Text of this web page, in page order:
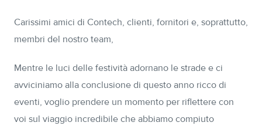
Carissimi amici di Contech, clienti, fornitori e, soprattutto,
membri del nostro team,
Mentre le luci delle festività adornano le strade e ci
avviciniamo alla conclusione di questo anno ricco di
eventi, voglio prendere un momento per riflettere con
voi sul viaggio incredibile che abbiamo compiuto